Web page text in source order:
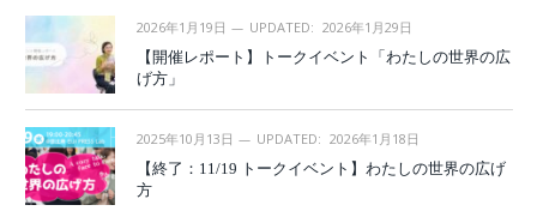
2026年1月19日 UPDATED: 2026年1月29日
【開催レポート】トークイベント「わたしの世界の広
げ方」
2025年10月13日 UPDATED: 2026年1月18日
【終了：11/19 トークイベント】わたしの世界の広げ
方